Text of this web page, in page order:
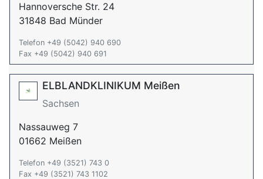
Hannoversche Str. 24
31848 Bad Münder
Telefon +49 (5042) 940 690
Fax +49 (5042) 940 691
ELBLANDKLINIKUM Meißen
Sachsen
Nassauweg 7
01662 Meißen
Telefon +49 (3521) 743 0
Fax +49 (3521) 743 1102